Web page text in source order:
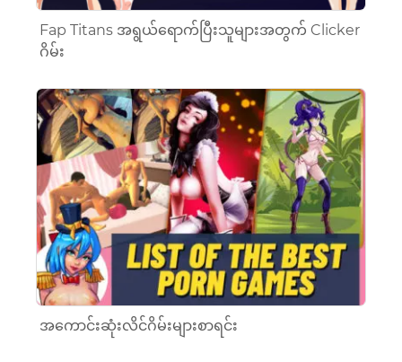
Fap Titans အရွယ်ရောက်ပြီးသူများအတွက် Clicker
ဂိမ်း
အကောင်းဆုံးလိင်ဂိမ်းများစာရင်း